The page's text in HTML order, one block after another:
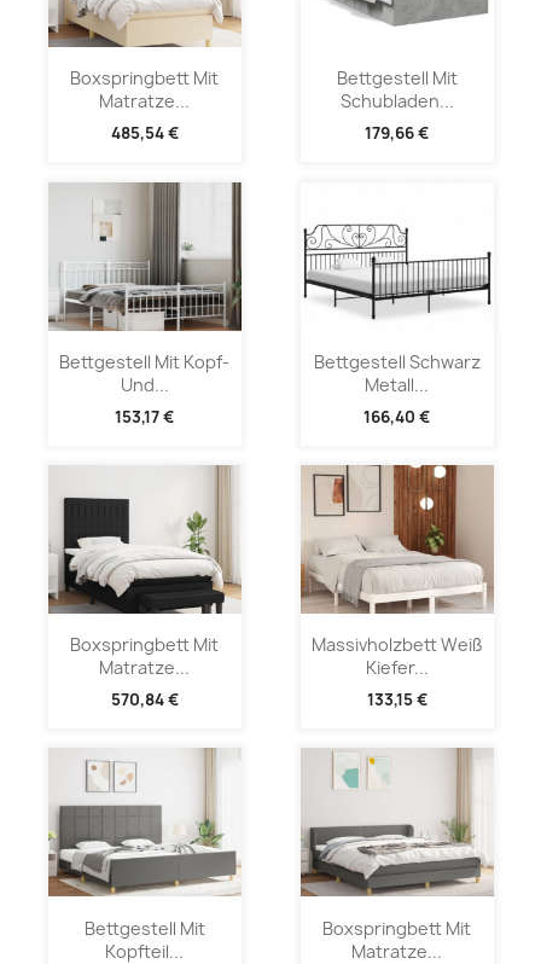
Boxspringbett Mit
Matratze...
485,54 €
Bettgestell Mit
Schubladen...
179,66 €
Bettgestell Mit Kopf-
Und...
153,17 €
Bettgestell Schwarz
Metall...
166,40 €
Boxspringbett Mit
Matratze...
570,84 €
Massivholzbett Weiß
Kiefer...
133,15 €
Bettgestell Mit
Kopfteil...
Boxspringbett Mit
Matratze...